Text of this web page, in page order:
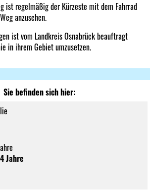
ist regelmäßig der Kürzeste mit dem Fahrrad
anzusehen.
ist vom Landkreis Osnabrück beauftragt
in ihrem Gebiet umzusetzen.
Sie befinden sich hier:
Jahre